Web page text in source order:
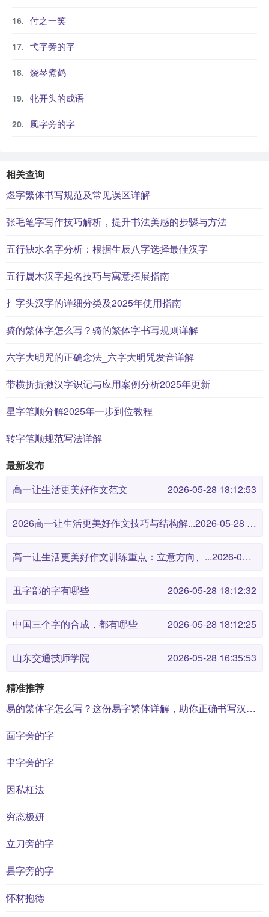
付之一笑
弋字旁的字
烧琴煮鹤
牝开头的成语
風字旁的字
相关查询
煜字繁体书写规范及常见误区详解
张毛笔字写作技巧解析，提升书法美感的步骤与方法
五行缺水名字分析：根据生辰八字选择最佳汉字
五行属木汉字起名技巧与寓意拓展指南
扌字头汉字的详细分类及2025年使用指南
骑的繁体字怎么写？骑的繁体字书写规则详解
六字大明咒的正确念法_六字大明咒发音详解
带横折折撇汉字识记与应用案例分析2025年更新
星字笔顺分解2025年一步到位教程
转字笔顺规范写法详解
最新发布
高一让生活更美好作文范文
2026-05-28 18:12:53
2026高一让生活更美好作文技巧与结构解... 2026-05-28 18:12:46
高一让生活更美好作文训练重点：立意方向、... 2026-05-28 18:12:38
丑字部的字有哪些 2026-05-28 18:12:32
中国三个字的合成，都有哪些 2026-05-28 18:12:25
山东交通技师学院 2026-05-28 16:35:53
精准推荐
易的繁体字怎么写？这份易字繁体详解，助你正确书写汉字_汉字繁体学习
靣字旁的字
聿字旁的字
因私枉法
穷态极妍
立刀旁的字
镸字旁的字
怀材抱德